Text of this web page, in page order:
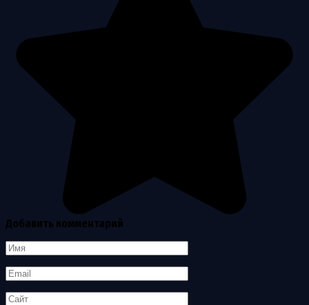
Добавить комментарий
Имя
Email
Сайт